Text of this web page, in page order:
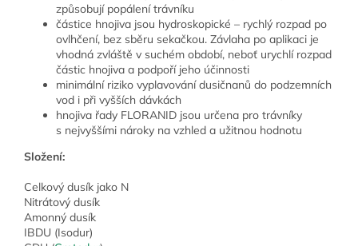
způsobují popálení trávníku
částice hnojiva jsou hydroskopické – rychlý rozpad po
ovlhčení, bez sběru sekačkou. Závlaha po aplikaci je
vhodná zvláště v suchém období, neboť urychlí rozpad
částic hnojiva a podpoří jeho účinnosti
minimální riziko vyplavování dusičnanů do podzemních
vod i při vyšších dávkách
hnojiva řady FLORANID jsou určena pro trávníky
s nejvyššími nároky na vzhled a užitnou hodnotu
Složení:
Celkový dusík jako N
Nitrátový dusík
Amonný dusík
IBDU (Isodur)